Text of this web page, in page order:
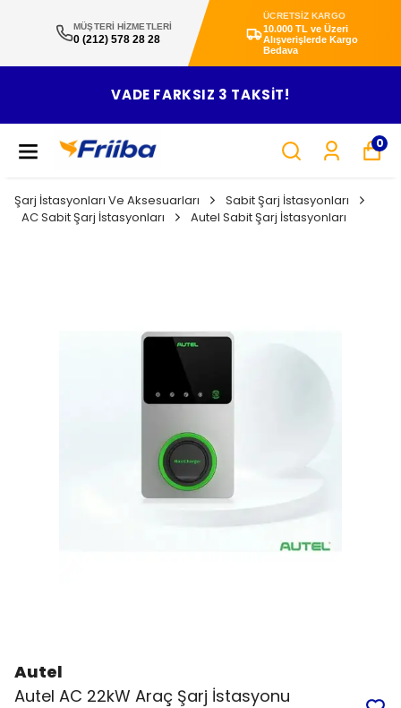
MÜŞTERİ HİZMETLERİ
0 (212) 578 28 28
ÜCRETSİZ KARGO
10.000 TL ve Üzeri
Alışverişlerde Kargo
Bedava
VADE FARKSIZ 3 TAKSİT!
0
Şarj İstasyonları Ve Aksesuarları
Sabit Şarj İstasyonları
AC Sabit Şarj İstasyonları
Autel Sabit Şarj İstasyonları
Autel
Autel AC 22kW Araç Şarj İstasyonu